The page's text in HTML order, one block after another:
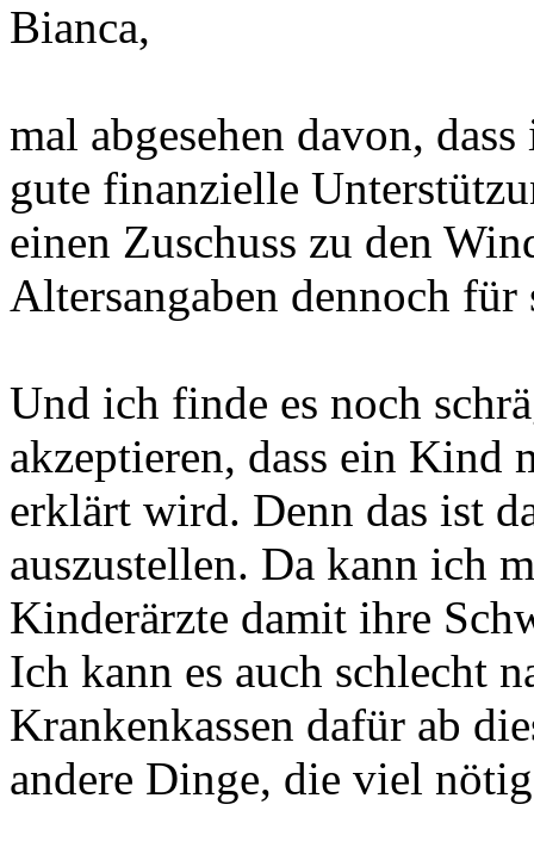
Bianca,
mal abgesehen davon,
gute finanzielle
einen Zuschuss zu den
Altersangaben dennoch für
Und ich finde es noch
akzeptieren, dass ein Kind
erklärt wird. Denn das ist
auszustellen. Da kann ich
Kinderärzte damit ihre
Ich kann es auch schlecht
Krankenkassen dafür ab
andere Dinge, die viel